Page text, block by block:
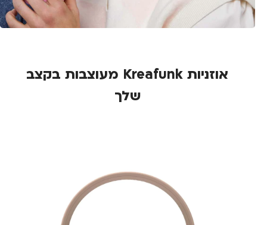
אוזניות Kreafunk מעוצבות בקצב
שלך